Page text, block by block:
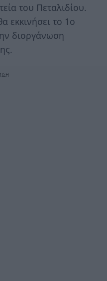
του Πεταλιδίου.
εκκινήσει το 1ο
διοργάνωση